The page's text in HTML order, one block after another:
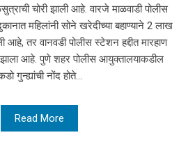
चोरी झाली आहे. वारजे माळवाडी पोलीस
महिलांनी सोने खरेदीच्या बहाण्याने 2 लाख
आहे, तर वानवडी पोलीस स्टेशन हद्दीत मारहाण
झाला आहे. पुणे शहर पोलीस आयुक्तालयाकडील
गुन्ह्यांची नोंद होते...
Read More